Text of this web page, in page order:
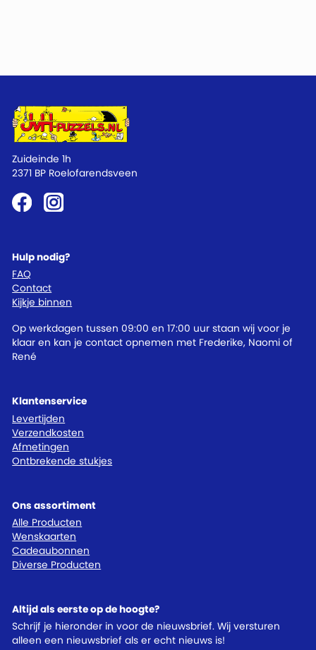
Klantenservice
Levertijden
Verzendkosten
Afmetingen
Ontbrekende stukjes
Ons assortiment
Alle Producten
Wenskaarten
Cadeaubonnen
Diverse Producten
Hulp nodig?
FAQ
Contact
Kijkje binnen
Op werkdagen tussen 09:00 en 17:00 uur staan wij voor je
klaar en kan je contact opnemen met Frederike, Naomi of
René
Zuideinde 1h
2371 BP Roelofarendsveen
Altijd als eerste op de hoogte?
Schrijf je hieronder in voor de nieuwsbrief. Wij versturen
alleen een nieuwsbrief als er echt nieuws is!